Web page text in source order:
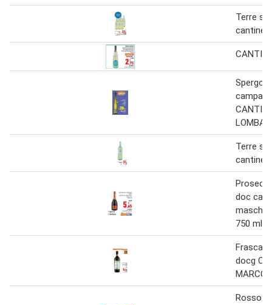
Terre
cantine
Terre
cantine
doc
750 ml
Frascati
docg
MARCO
Rosso di